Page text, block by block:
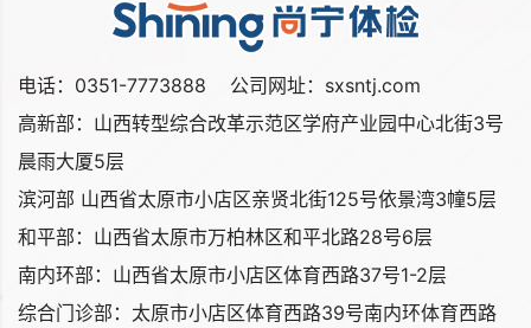
电话：0351-7773888 公司网址：sxsntj.com
高新部：山西转型综合改革示范区学府产业园中心北街3号
晨雨大厦5层
滨河部 山西省太原市小店区亲贤北街125号依景湾3幢5层
和平部：山西省太原市万柏林区和平北路28号6层
南内环部：山西省太原市小店区体育西路37号1-2层
综合门诊部：太原市小店区体育西路39号南内环体育西路